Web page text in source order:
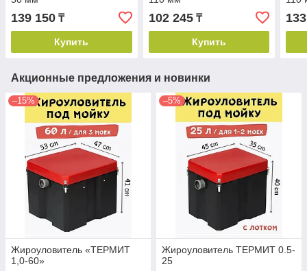
139 150 ₸
Купить
102 245₸
Купить
Акционные предложения и новинки
–15%
Жироуловитель «ТЕРМИТ
1,0-60»
–5%
Жироуловитель ТЕРМИТ 0.5-
25